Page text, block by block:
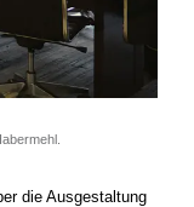
die Ausgestaltung